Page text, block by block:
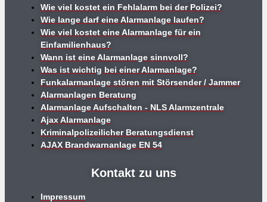
Wie viel kostet ein Fehlalarm bei der Polizei?
Wie lange darf eine Alarmanlage laufen?
Wie viel kostet eine Alarmanlage für ein
Einfamilienhaus?
Wann ist eine Alarmanlage sinnvoll?
Was ist wichtig bei einer Alarmanlage?
Funkalarmanlage stören mit Störsender / Jammer
Alarmanlagen Beratung
Alarmanlage Aufschalten - NLS Alarmzentrale
Ajax Alarmanlage
Kriminalpolizeilicher Beratungsdienst
AJAX Brandwarnanlage EN 54
Kontakt zu uns
Impressum